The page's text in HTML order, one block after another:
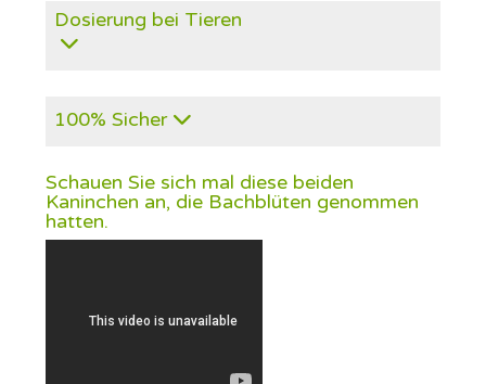
Dosierung bei Tieren
100% Sicher
Schauen Sie sich mal diese beiden
Kaninchen an, die Bachblüten genommen
hatten.